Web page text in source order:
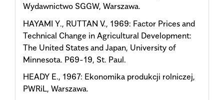
Wydawnictwo SGGW, Warszawa.
HAYAMI Y., RUTTAN V., 1969: Factor Prices and
Technical Change in Agricultural Development:
The United States and Japan, University of
Minnesota. P69-19, St. Paul.
HEADY E., 1967: Ekonomika produkcji rolniczej,
PWRiL, Warszawa.